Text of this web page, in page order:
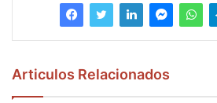
Articulos Relacionados